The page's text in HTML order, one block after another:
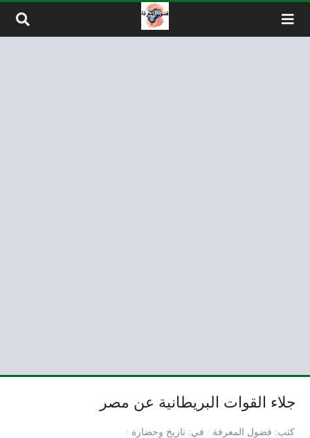
جلاء القوات البريطانية عن مصر
كتب فضول المعرفة في تاريخ وحضارة